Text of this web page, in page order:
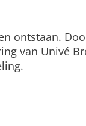
ontstaan.
van Univé